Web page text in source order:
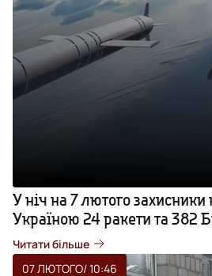
У ніч на 7 лютого
Україною 24 ракети та 382
Читати більше
07 ЛЮТОГО/ 10:46